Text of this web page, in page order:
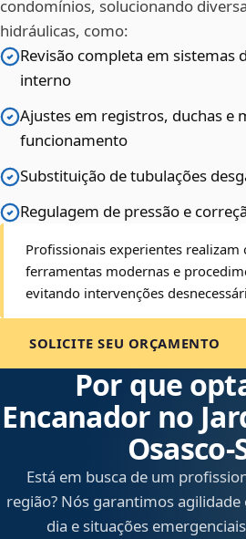
condomínios, solucionando
hidráulicas, como:
Revisão completa em sistemas
interno
Ajustes em registros, duchas e
funcionamento
Substituição de tubulações
Regulagem de pressão e
Profissionais experientes
ferramentas modernas e
evitando intervenções
SOLICITE SEU ORÇAMENTO
Por que
Encanador no
Está em busca de um
região? Nós garantimos
dia e situações